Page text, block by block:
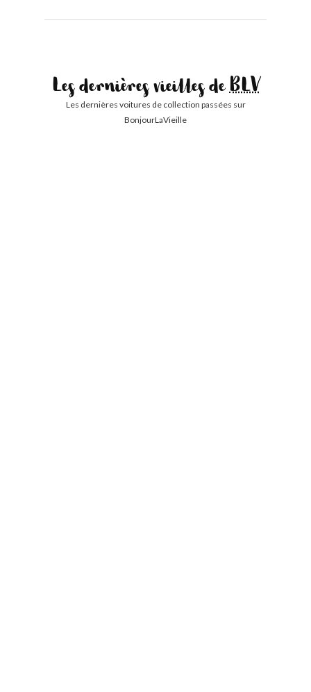
Les dernières vieilles deBLV
Les dernières voitures de collection passées sur
BonjourLaVieille